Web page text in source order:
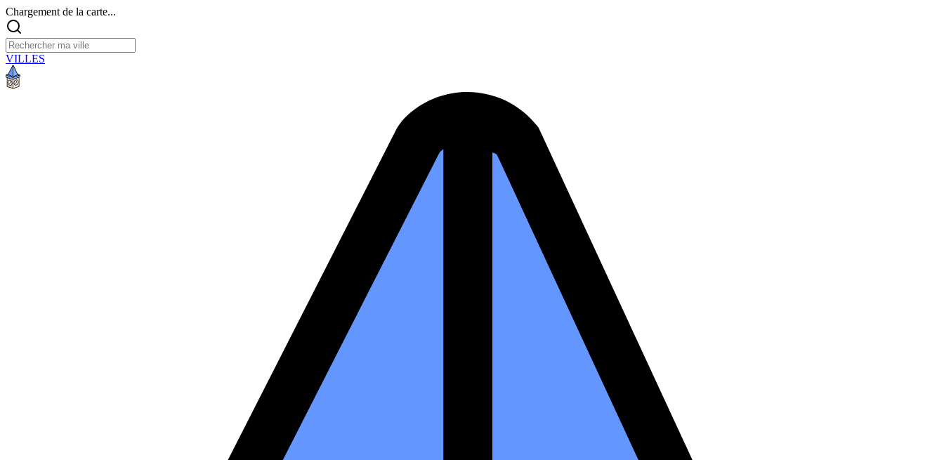
Chargement de la carte...
VILLES